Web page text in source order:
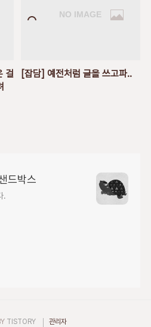
걸
[잡담] 예전처럼 글을 쓰고파..
드박스
.
TISTORY 관리자